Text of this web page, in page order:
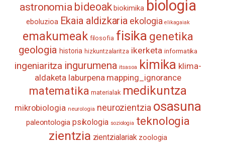
astronomia bideoak biokimika biologia
eboluzioa Ekaia aldizkaria ekologia elikagaiak
emakumeak filosofia fisika genetika
geologia historia hizkuntzalaritza ikerketa informatika
ingeniaritza ingurumena itsasoa kimika klima-
aldaketa laburpena mapping_ignorance
matematika materialak medikuntza
mikrobiologia neurologia neurozientzia osasuna
paleontologia psikologia soziologia teknologia
zientzia zientzialariak zoologia